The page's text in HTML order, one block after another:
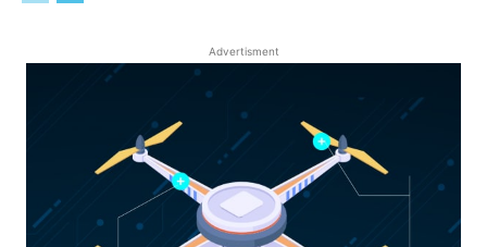
Advertisment